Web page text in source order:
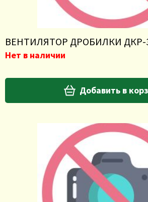
ВЕНТИЛЯТОР ДРОБИЛКИ ДКР-
Нет в наличии
Добавить в